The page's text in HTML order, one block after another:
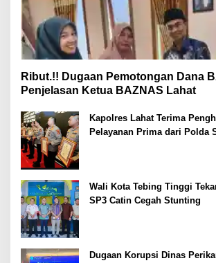
Ribut.!! Dugaan Pemotongan Dana
Penjelasan Ketua BAZNAS Lahat
Kapolres Lahat Terima
Pelayanan Prima dari Polda
Wali Kota Tebing Tinggi
SP3 Catin Cegah Stunting
Dugaan Korupsi Dinas